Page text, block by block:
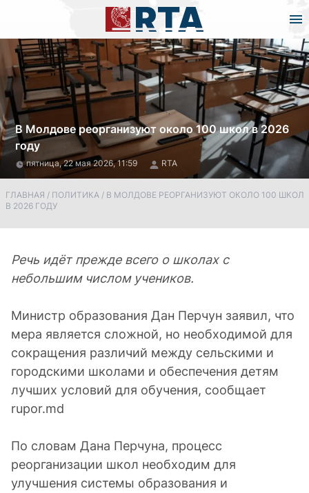
В Молдове реорганизуют около 100 школ в 2026
году
пятница, 22 мая 2026, 11:59 RTA
ГЛАВНАЯ / ПОЛИТИКА / В МОЛДОВЕ РЕОРГАНИЗУЮТ ОКОЛО 100 ШКОЛ
В 2026 ГОДУ
Речь идёт прежде всего о школах с
небольшим числом учеников.
Министр образования Дан Перчун заявил, что
мера является сложной, но необходимой для
сокращения различий между сельскими и
городскими школами и обеспечения детям
лучших условий для обучения, сообщает
rupor.md
По словам Дана Перчуна, процесс
реорганизации школ необходим для
улучшения системы образования и